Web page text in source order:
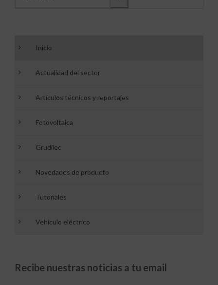
Inicio
Actualidad del sector
Artículos técnicos y reportajes
Fotovoltaica
Grudilec
Novedades de producto
Tutoriales
Vehículo eléctrico
Recibe nuestras noticias a tu email